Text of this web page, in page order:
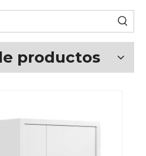
productos